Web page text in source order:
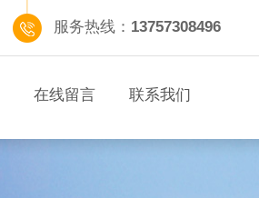
服务热线： 13757308496
在线留言 联系我们